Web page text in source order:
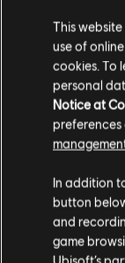
เราคิดว่า
โปรดไปที่
This
use of
cookies. To
personal
Notice at
preferences
In addition
button
and
game
Ubisoft’s